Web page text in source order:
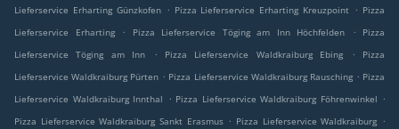
Lieferservice Erharting Günzkofen . Pizza Lieferservice Erharting Kreuzpoint . Pizza
Lieferservice Erharting
. Pizza Lieferservice Töging am Inn Höchfelden .
Pizza
Lieferservice Töging am Inn
. Pizza Lieferservice Waldkraiburg Ebing .
Pizza
Lieferservice Waldkraiburg Pürten . Pizza Lieferservice Waldkraiburg Rausching . Pizza
Lieferservice Waldkraiburg Innthal
. Pizza Lieferservice Waldkraiburg Föhrenwinkel .
Pizza Lieferservice Waldkraiburg Sankt Erasmus . Pizza Lieferservice Waldkraiburg .